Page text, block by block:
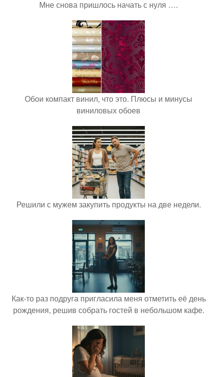
Мне снова пришлось начать с нуля ….
Обои компакт винил, что это. Плюсы и минусы
виниловых обоев
Решили с мужем закупить продукты на две недели.
Как-то раз подруга пригласила меня отметить её день
рождения, решив собрать гостей в небольшом кафе.